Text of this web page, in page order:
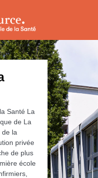
Santé La
de La
de la
privée
de plus
école